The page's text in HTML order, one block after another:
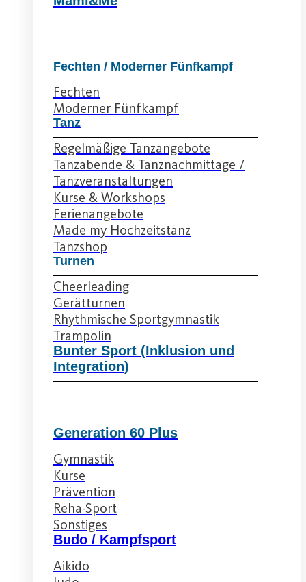
Fechten / Moderner Fünfkampf
Fechten
Moderner Fünfkampf
Tanz
Regelmäßige Tanzangebote
Tanzabende & Tanznachmittage /
Tanzveranstaltungen
Kurse & Workshops
Ferienangebote
Made my Hochzeitstanz
Tanzshop
Turnen
Cheerleading
Gerätturnen
Rhythmische Sportgymnastik
Trampolin
Bunter Sport (Inklusion und
Integration)
Generation 60 Plus
Gymnastik
Kurse
Prävention
Reha-Sport
Sonstiges
Budo / Kampfsport
Aikido